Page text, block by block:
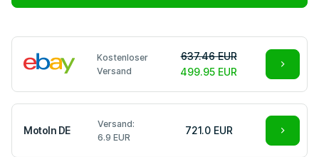
Kostenloser
Versand
637.46 EUR
499.95 EUR
MotoIn DE
Versand:
6.9 EUR
721.0 EUR